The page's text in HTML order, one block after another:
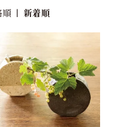
順| 新着順